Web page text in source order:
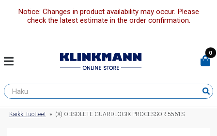
Notice: Changes in product availability may occur. Please
check the latest estimate in the order confirmation.
0
Kaikki tuotteet » (X) OBSOLETE GUARDLOGIX PROCESSOR 5561S